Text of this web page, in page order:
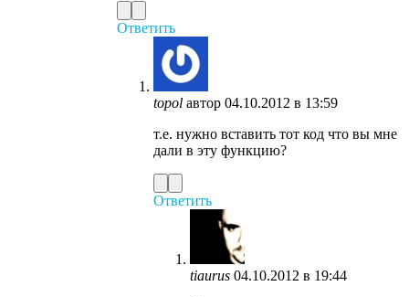
Ответить
topol автор 04.10.2012 в 13:59
т.е. нужно вставить тот код что вы мне
дали в эту функцию?
Ответить
tiaurus 04.10.2012 в 19:44